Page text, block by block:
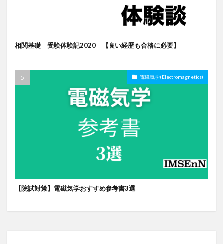
相関基礎 受験体験記2020 【良い経歴も合格に必要】
電磁気学(Electromagnetics)
【院試対策】電磁気学おすすめ参考書3選